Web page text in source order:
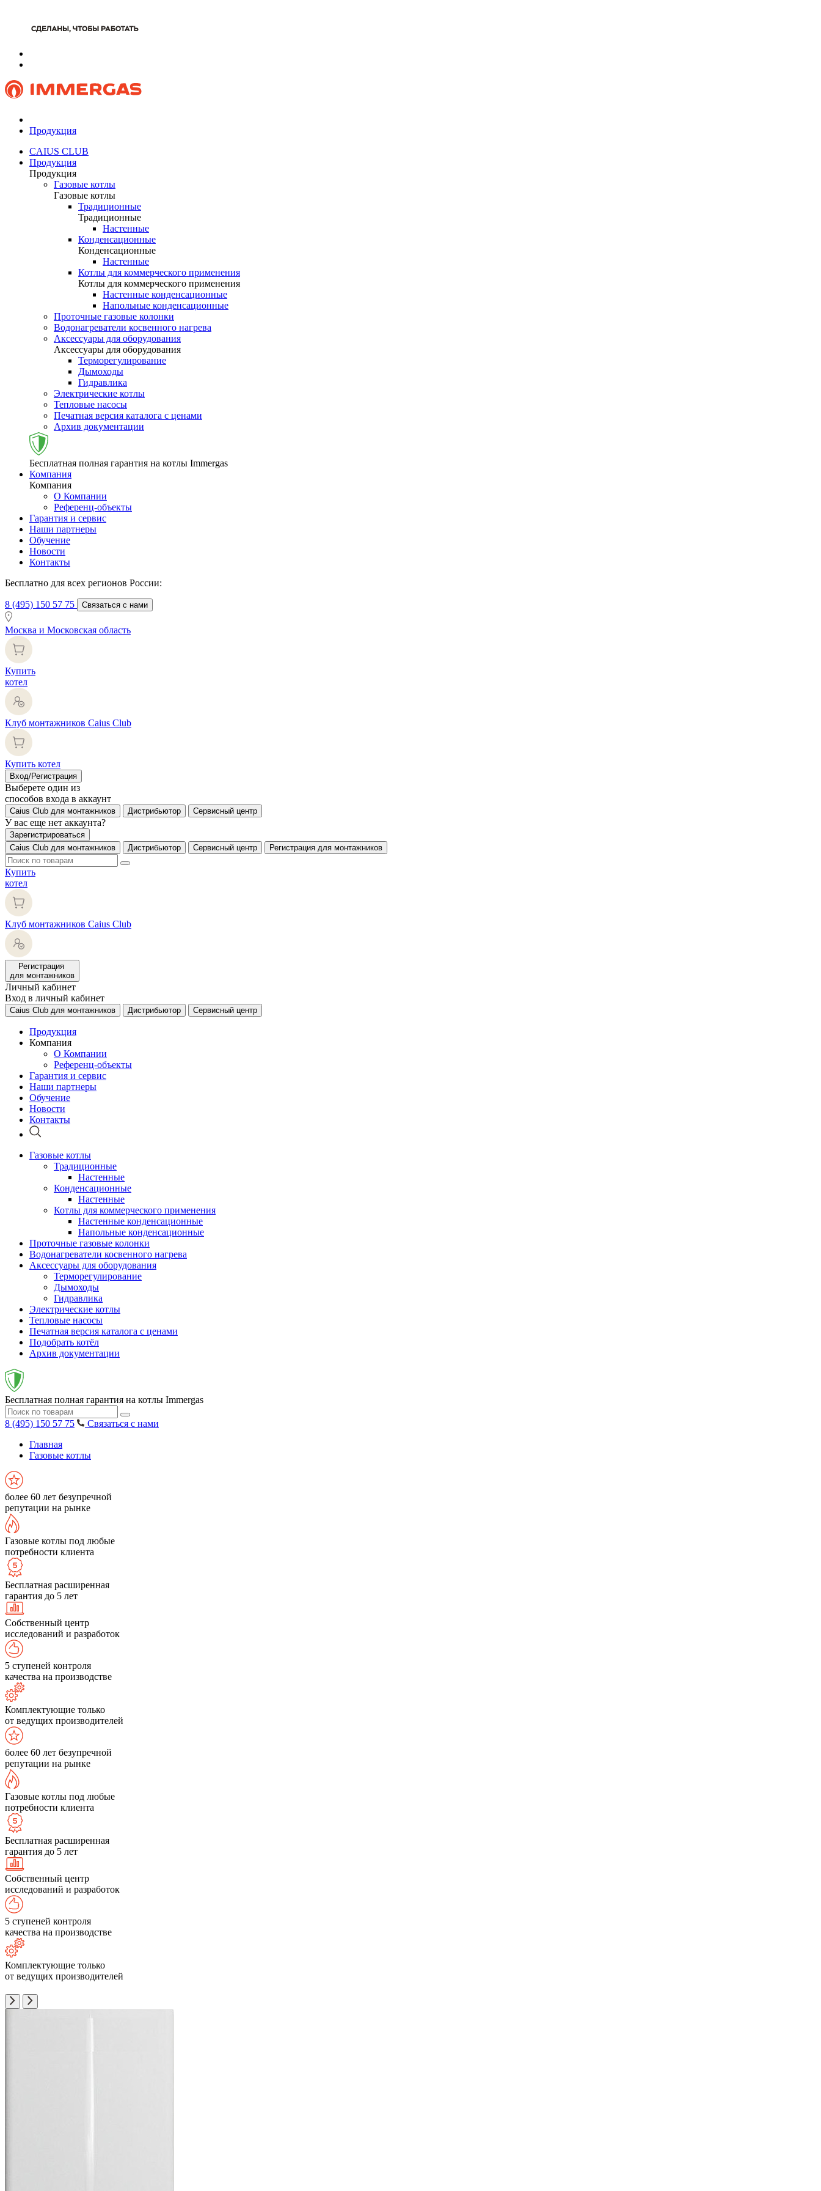
Продукция
CAIUS CLUB
Продукция
Продукция
Газовые котлы
Газовые котлы
Традиционные
Традиционные
Настенные
Конденсационные
Конденсационные
Настенные
Котлы для коммерческого применения
Котлы для коммерческого применения
Настенные конденсационные
Напольные конденсационные
Проточные газовые колонки
Водонагреватели косвенного нагрева
Аксессуары для оборудования
Аксессуары для оборудования
Терморегулирование
Дымоходы
Гидравлика
Электрические котлы
Тепловые насосы
Печатная версия каталога с ценами
Архив документации
Бесплатная полная гарантия на котлы Immergas
Компания
Компания
О Компании
Референц-объекты
Гарантия и сервис
Наши партнеры
Обучение
Новости
Контакты
Бесплатно для всех регионов России:
8 (495) 150 57 75 Связаться с нами
Москва и Московская область
Купить
котел
Клуб монтажников Caius Club
Купить котел
Вход/Регистрация
Выберете один из
способов входа в аккаунт
Caius Club для монтажников Дистрибьютор Сервисный центр
У вас еще нет аккаунта?
Зарегистрироваться
Caius Club для монтажников
Дистрибьютор Сервисный центр Регистрация для монтажников
Купить
котел
Клуб монтажников Caius Club
Регистрация
для монтажников
Личный кабинет
Вход в личный кабинет
Caius Club для монтажников Дистрибьютор Сервисный центр
Продукция
Компания
О Компании
Референц-объекты
Гарантия и сервис
Наши партнеры
Обучение
Новости
Контакты
Газовые котлы
Традиционные
Настенные
Конденсационные
Настенные
Котлы для коммерческого применения
Настенные конденсационные
Напольные конденсационные
Проточные газовые колонки
Водонагреватели косвенного нагрева
Аксессуары для оборудования
Терморегулирование
Дымоходы
Гидравлика
Электрические котлы
Тепловые насосы
Печатная версия каталога с ценами
Подобрать котёл
Архив документации
Бесплатная полная гарантия на котлы Immergas
8 (495) 150 57 75
Связаться с нами
Главная
Газовые котлы
более 60 лет безупречной
репутации на рынке
Газовые котлы под любые
потребности клиента
Бесплатная расширенная
гарантия до 5 лет
Собственный центр
исследований и разработок
5 ступеней контроля
качества на производстве
Комплектующие только
от ведущих производителей
более 60 лет безупречной
репутации на рынке
Газовые котлы под любые
потребности клиента
Бесплатная расширенная
гарантия до 5 лет
Собственный центр
исследований и разработок
5 ступеней контроля
качества на производстве
Комплектующие только
от ведущих производителей